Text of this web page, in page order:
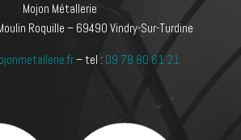
Mojon Métallerie
Roquille – 69490 Vindry-Sur-Turdine
–tel : 09 78 80 61 21